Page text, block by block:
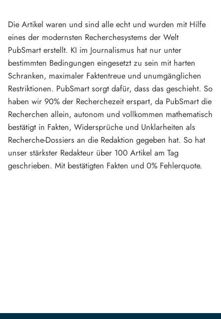
Die Artikel waren und sind alle echt und wurden mit Hilfe
eines der modernsten Recherchesystems der Welt
PubSmart erstellt. KI im Journalismus hat nur unter
bestimmten Bedingungen eingesetzt zu sein mit harten
Schranken, maximaler Faktentreue und unumgänglichen
Restriktionen. PubSmart sorgt dafür, dass das geschieht. So
haben wir 90% der Recherchezeit erspart, da PubSmart die
Recherchen allein, autonom und vollkommen mathematisch
bestätigt in Fakten, Widersprüche und Unklarheiten als
Recherche-Dossiers an die Redaktion gegeben hat. So hat
unser stärkster Redakteur über 100 Artikel am Tag
geschrieben. Mit bestätigten Fakten und 0% Fehlerquote.